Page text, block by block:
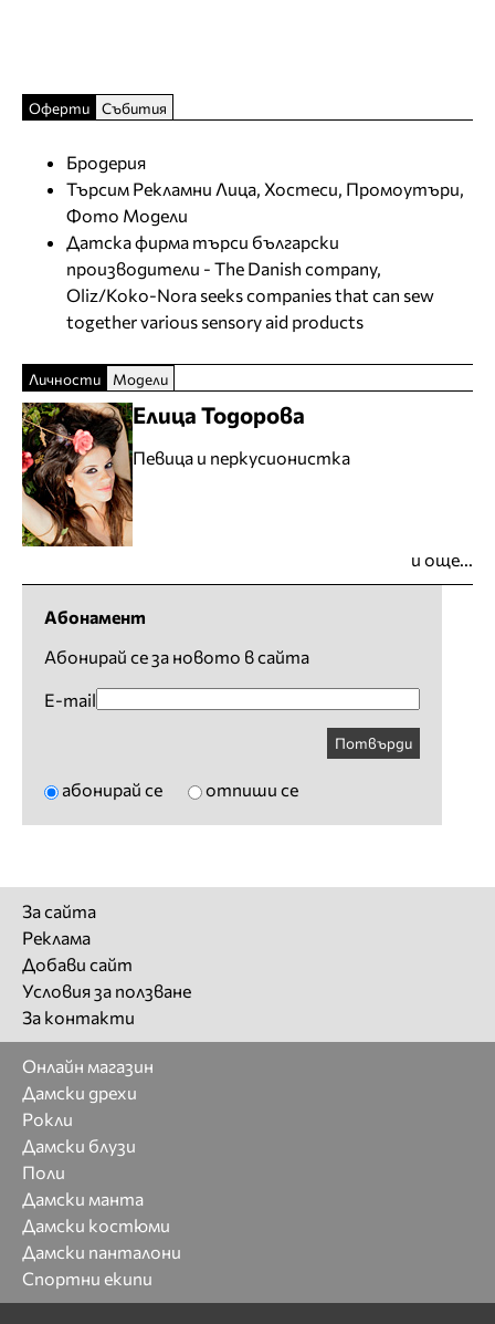
Оферти Събития
Бродерия
Търсим Рекламни Лица, Хостеси, Промоутъри,
Фото Модели
Датска фирма търси български
производители - The Danish company,
Oliz/Koko-Nora seeks companies that can sew
together various sensory aid products
Личности Модели
Елица Тодорова
Певица и перкусионистка
и още...
Абонамент
Абонирай се за новото в сайта
E-mail
Потвърди
абонирай се отпиши се
За сайта
Реклама
Добави сайт
Условия за ползване
За контакти
Онлайн магазин
Дамски дрехи
Рокли
Дамски блузи
Поли
Дамски манта
Дамски костюми
Дамски панталони
Спортни екипи